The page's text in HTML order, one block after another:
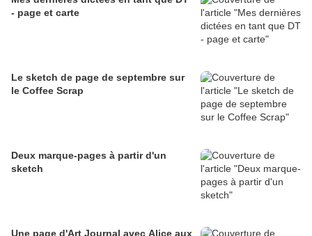
- page et carte
Le sketch de page de septembre sur
le Coffee Scrap
Deux marque-pages à partir d'un
sketch
Une page d'Art Journal avec Alice aux